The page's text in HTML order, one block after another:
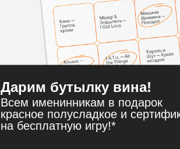
Дарим бутылку вина!
Всем именинникам в подарок
красное полусладкое и
на бесплатную игру!*